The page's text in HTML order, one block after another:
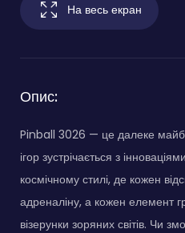
На весь екран
Опис:
Pinball 3026 — це далеке
ігор зустрічається з
космічному стилі, де кожен
адреналіну, а кожен елемент
візерунки зоряних світів. Чи